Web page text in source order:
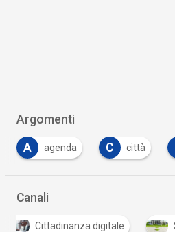
Argomenti
C città C
Canali
Cittadinanza digitale